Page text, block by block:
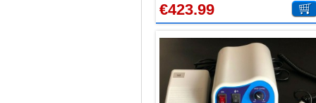
€423.99